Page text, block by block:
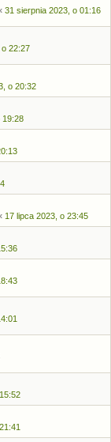
31 sierpnia 2023, o 01:16
22:27
o 20:32
19:28
17 lipca 2023, o 23:45